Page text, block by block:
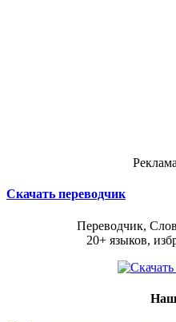
Скачать переводчик
Переводчик,
20+ языков,